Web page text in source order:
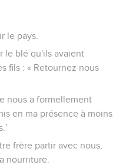
le pays.
le blé qu'ils avaient
fils : « Retournez nous
nous a formellement
en ma présence à moins
frère partir avec nous,
nourriture.